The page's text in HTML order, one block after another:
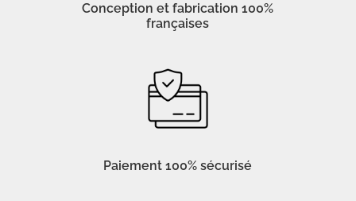
Conception et fabrication 100%
françaises
Paiement 100% sécurisé